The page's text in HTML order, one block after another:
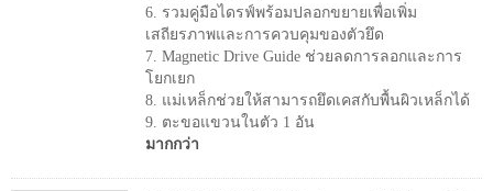
6. รวมคู่มือไดรฟ์พร้อมปลอกขยายเพื่อเพิ่ม
เสถียรภาพและการควบคุมของตัวยึด
7. Magnetic Drive Guide ช่วยลดการลอกและการ
โยกเยก
8. แม่เหล็กช่วยให้สามารถยึดเคสกับพื้นผิวเหล็กได้
9. ตะขอแขวนในตัว 1 อัน
มากกว่า